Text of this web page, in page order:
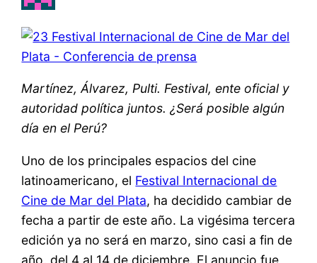
Martínez, Álvarez, Pulti. Festival, ente oficial y
autoridad política juntos. ¿Será posible algún
día en el Perú?
Uno de los principales espacios del cine
latinoamericano, el Festival Internacional de
Cine de Mar del Plata, ha decidido cambiar de
fecha a partir de este año. La vigésima tercera
edición ya no será en marzo, sino casi a fin de
año, del 4 al 14 de diciembre. El anuncio fue